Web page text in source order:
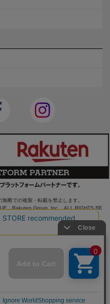
断での複製・転載を禁止します。
Rakuten Group, Inc. ALL RIGHTS RE